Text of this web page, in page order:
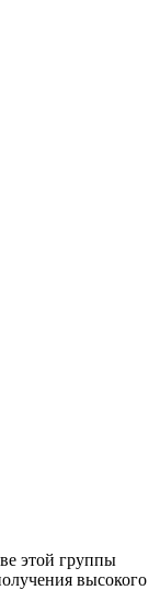
этой группы
высокого